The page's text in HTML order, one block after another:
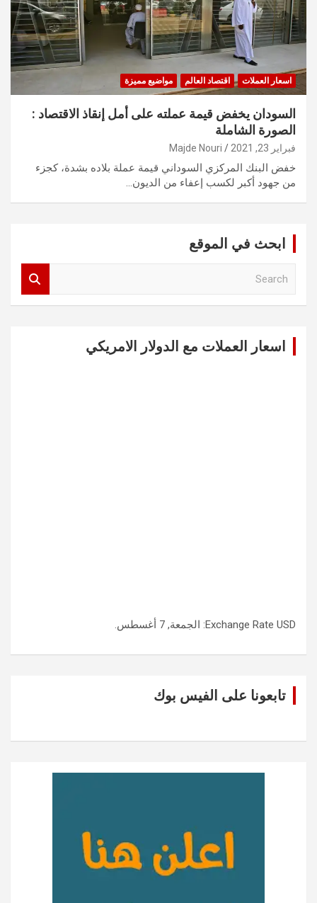
اسعار العملات اقتصاد العالم مواضيع مميزة
السودان يخفض قيمة عملته على أمل إنقاذ الاقتصاد :
الصورة الشاملة
فبراير 23, 2021 Majde Nouri
خفض البنك المركزي السوداني قيمة عملة بلاده بشدة، كجزء
من جهود أكبر لكسب إعفاء من الديون…
ابحث في الموقع
اسعار العملات مع الدولار الامريكي
Exchange Rate USD : الجمعة, 7 أغسطس.
تابعونا على الفيس بوك